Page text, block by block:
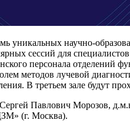
уникальных научно-
сессий для
персонала отделений
методов лучевой
В третьем зале будут
Павлович Морозов,
(г. Москва).